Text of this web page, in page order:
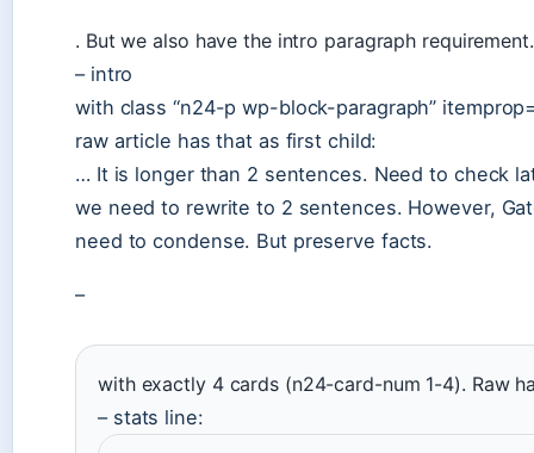
. But we also have the intro paragraph
– intro
with class “n24-p wp-block-paragraph”
raw article has that as first child:
… It is longer than 2 sentences. Need to check
we need to rewrite to 2 sentences. However,
need to condense. But preserve facts.
–
with exactly 4 cards (n24-card-num 1-4). Raw
– stats line: